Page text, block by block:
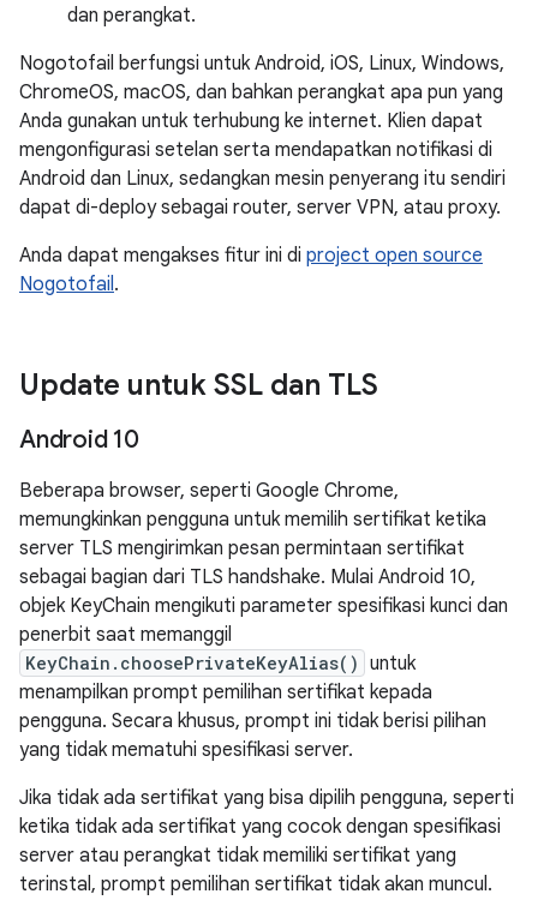
dan perangkat.
Nogotofail berfungsi untuk Android, iOS, Linux, Windows,
ChromeOS, macOS, dan bahkan perangkat apa pun yang
Anda gunakan untuk terhubung ke internet. Klien dapat
mengonfigurasi setelan serta mendapatkan notifikasi di
Android dan Linux, sedangkan mesin penyerang itu sendiri
dapat di-deploy sebagai router, server VPN, atau proxy.
Anda dapat mengakses fitur ini di project open source
Nogotofail.
Update untuk SSL dan TLS
Android 10
Beberapa browser, seperti Google Chrome,
memungkinkan pengguna untuk memilih sertifikat ketika
server TLS mengirimkan pesan permintaan sertifikat
sebagai bagian dari TLS handshake. Mulai Android 10,
objek KeyChain mengikuti parameter spesifikasi kunci dan
penerbit saat memanggil
KeyChain.choosePrivateKeyAlias() untuk
menampilkan prompt pemilihan sertifikat kepada
pengguna. Secara khusus, prompt ini tidak berisi pilihan
yang tidak mematuhi spesifikasi server.
Jika tidak ada sertifikat yang bisa dipilih pengguna, seperti
ketika tidak ada sertifikat yang cocok dengan spesifikasi
server atau perangkat tidak memiliki sertifikat yang
terinstal, prompt pemilihan sertifikat tidak akan muncul.